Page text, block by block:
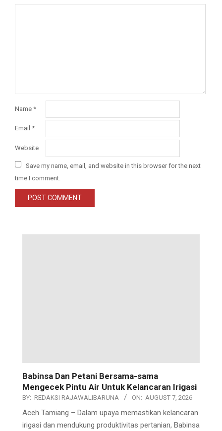
Name *
Email *
Website
Save my name, email, and website in this browser for the next
time I comment.
Babinsa Dan Petani Bersama-sama
Mengecek Pintu Air Untuk Kelancaran Irigasi
BY: REDAKSI RAJAWALIBARUNA ON: AUGUST 7, 2026
Aceh Tamiang – Dalam upaya memastikan kelancaran
irigasi dan mendukung produktivitas pertanian, Babinsa